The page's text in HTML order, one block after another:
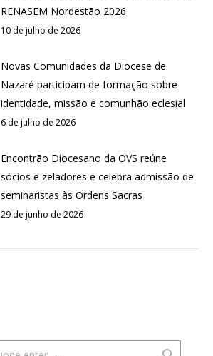
RENASEM Nordestão 2026
10 de julho de 2026
Novas Comunidades da Diocese de
Nazaré participam de formação sobre
identidade, missão e comunhão eclesial
6 de julho de 2026
Encontrão Diocesano da OVS reúne
sócios e zeladores e celebra admissão de
seminaristas às Ordens Sacras
29 de junho de 2026